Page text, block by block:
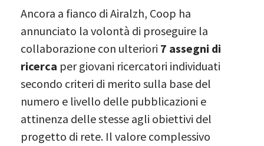
Ancora a fianco di Airalzh, Coop ha
annunciato la volontà di proseguire la
collaborazione con ulteriori 7 assegni di
ricerca per giovani ricercatori individuati
secondo criteri di merito sulla base del
numero e livello delle pubblicazioni e
attinenza delle stesse agli obiettivi del
progetto di rete. Il valore complessivo